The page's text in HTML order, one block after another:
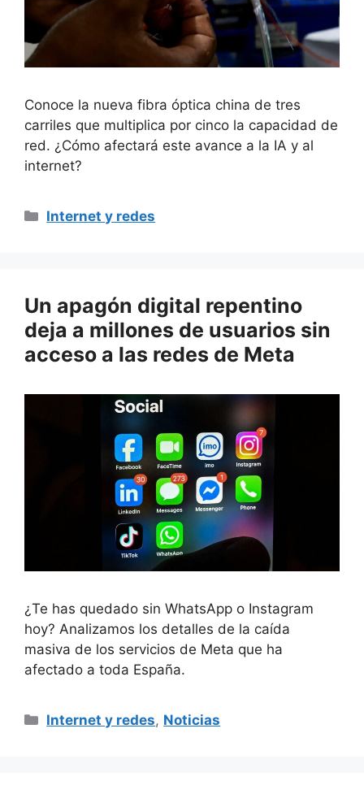
Conoce la nueva fibra óptica china de tres
carriles que multiplica por cinco la capacidad de
red. ¿Cómo afectará este avance a la IA y al
internet?
Categorías
Internet y redes
Un apagón digital repentino
deja a millones de usuarios sin
acceso a las redes de Meta
¿Te has quedado sin WhatsApp o Instagram
hoy? Analizamos los detalles de la caída
masiva de los servicios de Meta que ha
afectado a toda España.
Categorías
Internet y redes, Noticias